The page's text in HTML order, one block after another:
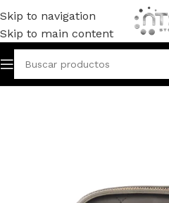
Skip to navigation
Skip to main content
Inicio CARTERAS Y